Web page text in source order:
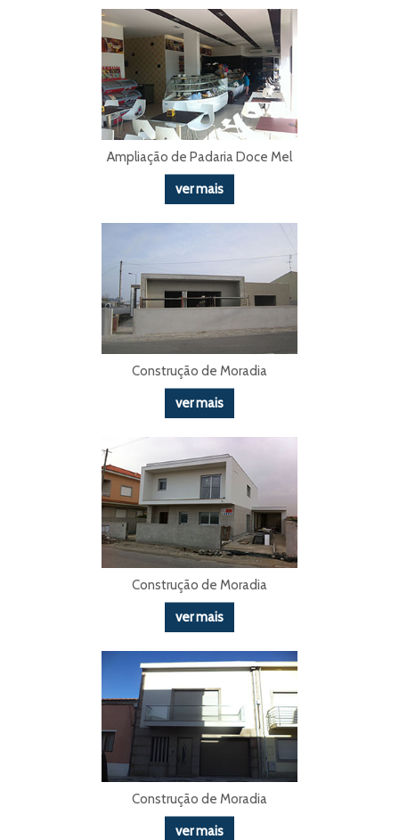
Ampliação de Padaria Doce Mel
ver mais
Construção de Moradia
ver mais
Construção de Moradia
ver mais
Construção de Moradia
ver mais